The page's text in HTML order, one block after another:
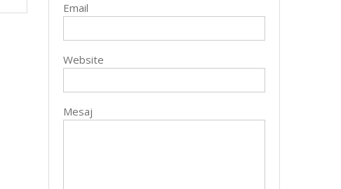
Email
Website
Mesaj